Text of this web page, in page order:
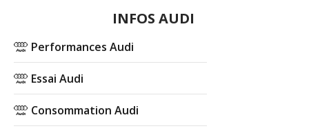
INFOS AUDI
Performances Audi
Essai Audi
Consommation Audi